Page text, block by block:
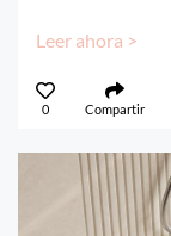
Leer ahora >
0 Compartir